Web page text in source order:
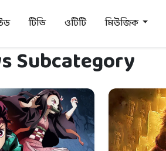
টিভি ওটিটি মিউজিক
Subcategory